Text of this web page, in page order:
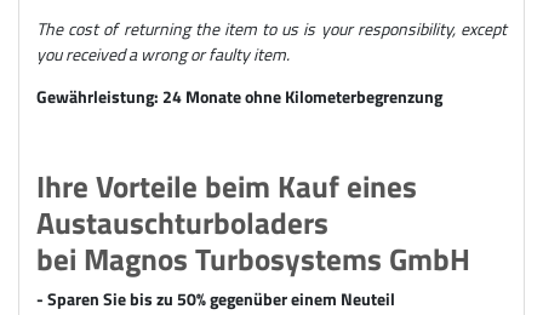
The cost of returning the item to us is your responsibility, except
you received a wrong or faulty item.
Gewährleistung: 24 Monate ohne Kilometerbegrenzung
Ihre Vorteile beim Kauf eines
Austauschturboladers
bei Magnos Turbosystems GmbH
- Sparen Sie bis zu 50% gegenüber einem Neuteil